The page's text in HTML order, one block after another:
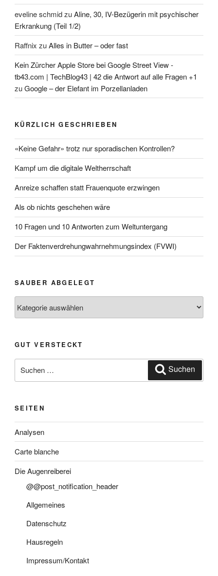
eveline schmidzuAline, 30, IV-Bezügerin mit psychischer
Erkrankung (Teil 1/2)
Raffnix zuAlles in Butter – oder fast
Kein Zürcher Apple Store bei Google Street View -
tb43.com | TechBlog43 | 42 die Antwort auf alle Fragen +1
zuGoogle – der Elefant im Porzellanladen
KÜRZLICH GESCHRIEBEN
«Keine Gefahr» trotz nur sporadischen Kontrollen?
Kampf um die digitale Weltherrschaft
Anreize schaffen statt Frauenquote erzwingen
Als ob nichts geschehen wäre
10 Fragen und 10 Antworten zum Weltuntergang
Der Faktenverdrehungwahrnehmungsindex (FVWI)
SAUBER ABGELEGT
abgelegt
GUT VERSTECKT
nach:
Suchen
SEITEN
Analysen
Carte blanche
Die Augenreiberei
@@post_notification_header
Allgemeines
Datenschutz
Hausregeln
Impressum/Kontakt